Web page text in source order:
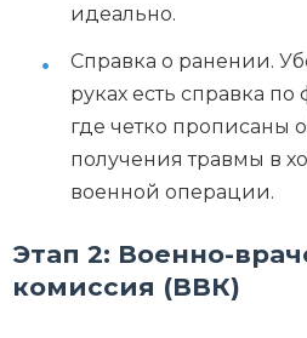
идеально.
Справка о ранении.
руках есть справка
где четко прописаны
получения травмы в
военной операции.
Этап 2: Военно-
комиссия (ВВК)